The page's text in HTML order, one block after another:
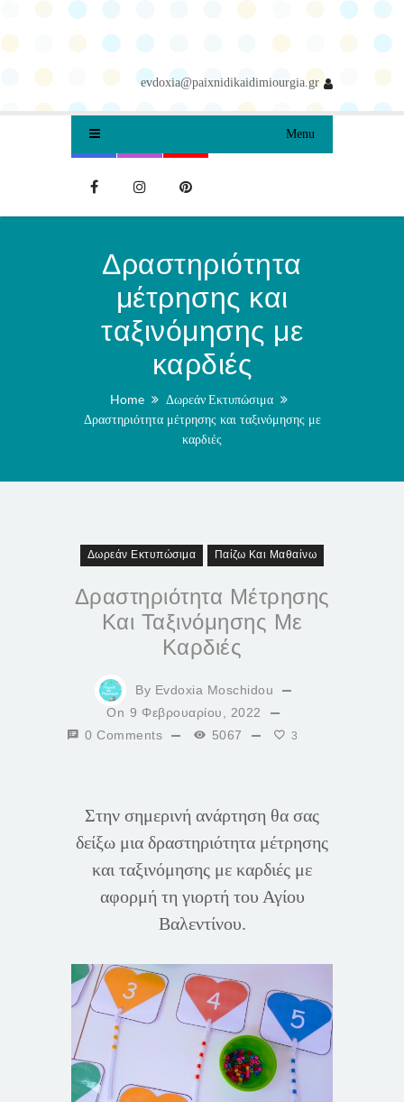
evdoxia@paixnidikaidimiourgia.gr
Menu
Δραστηριότητα
μέτρησης και
ταξινόμησης με
καρδιές
Home Δωρεάν Εκτυπώσιμα
Δραστηριότητα μέτρησης και ταξινόμησης με
καρδιές
Δωρεάν Εκτυπώσιμα Παίζω Και Μαθαίνω
Δραστηριότητα Μέτρησης
Και Ταξινόμησης Με
Καρδιές
By Evdoxia Moschidou
On 9 Φεβρουαρίου, 2022
0 Comments
5067 3
Στην σημερινή ανάρτηση θα σας
δείξω μια δραστηριότητα μέτρησης
και ταξινόμησης με καρδιές με
αφορμή τη γιορτή του Αγίου
Βαλεντίνου.